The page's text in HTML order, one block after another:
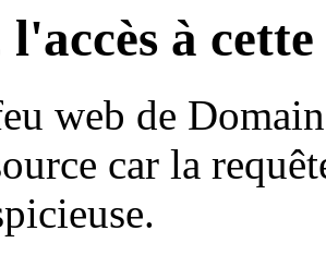
l'accès à
web de
car la